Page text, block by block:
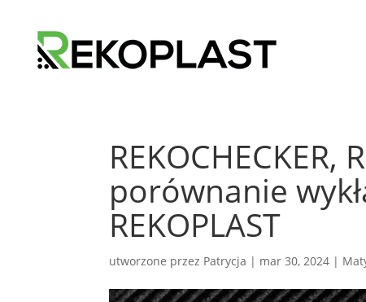
REKOCHECKER,
porównanie
REKOPLAST
utworzone przez Patrycja | mar 30, 2024 |